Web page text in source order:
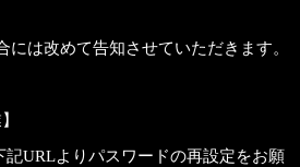
には改めて告知させていただきます。
記URLよりパスワードの再設定をお願